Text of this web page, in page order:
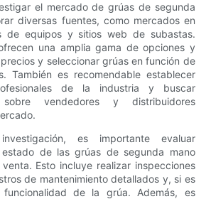
el mercado de grúas de segunda
diversas fuentes, como mercados en
de equipos y sitios web de subastas.
una amplia gama de opciones y
y seleccionar grúas en función de
También es recomendable establecer
de la industria y buscar
sobre vendedores y distribuidores
es importante evaluar
estado de las grúas de segunda mano
Esto incluye realizar inspecciones
de mantenimiento detallados y, si es
de la grúa. Además, es